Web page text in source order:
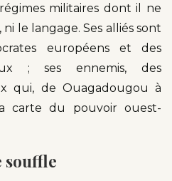
militaires dont il ne
le langage. Ses alliés sont
européens et des
; ses ennemis, des
qui, de Ouagadougou à
carte du pouvoir ouest-
souffle